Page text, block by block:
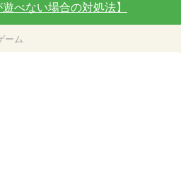
べない場合の対処法】
ーム